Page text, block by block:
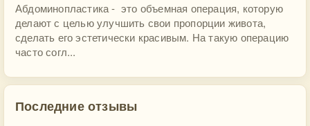
Абдоминопластика - это объемная операция, которую
делают с целью улучшить свои пропорции живота,
сделать его эстетически красивым. На такую операцию
часто согл...
Последние отзывы